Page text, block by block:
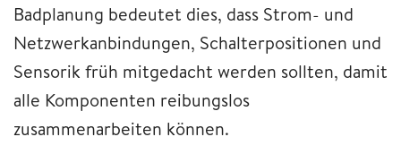
Badplanung bedeutet dies, dass Strom- und
Netzwerkanbindungen, Schalterpositionen und
Sensorik früh mitgedacht werden sollten, damit
alle Komponenten reibungslos
zusammenarbeiten können.